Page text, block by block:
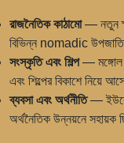
রাজনৈতিক কাঠামো— নতুন
বিভিন্ন nomadic
সংস্কৃতি এবং শিল্প— মঙ্গোল
এবং শিল্পের বিকাশে নিয়ে
ব্যবসা এবং অর্থনীতি—
অর্থনৈতিক উন্নয়নে সহায়ক